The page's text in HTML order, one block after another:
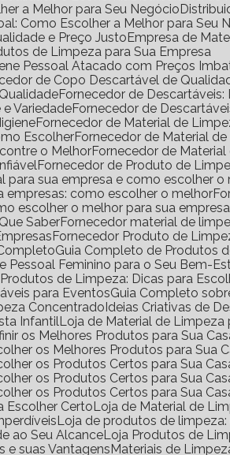
a Melhor para Seu Negócio
Como Escolher a Melhor para Seu
e Preço Justo
Empresa de
de Limpeza para Sua Empresa
Pessoal Atacado com Preços
de Copo Descartável de
Fornecedor de
e Variedade Fornecedor de
Fornecedor de Material de
Escolher Fornecedor de Material
o Melhor Fornecedor de
Fornecedor de Produto de
para sua empresa e como escolher o
empresas: como escolher o melhor
escolher o melhor para sua empresa
Saber Fornecedor material de
Fornecedor Produto de
Guia Completo de Produtos
Pessoal Feminino para o Seu Bem-
de Limpeza: Dicas para
para Eventos
Guia Completo
Concentrado Ideias Criativas de
Infantil Loja de Material de
os Melhores Produtos para Sua
os Melhores Produtos para Sua
os Produtos Certos para Sua
os Produtos Certos para Sua
os Produtos Certos para Sua
Escolher Certo
Loja de Material de
Loja de produtos de
ao Seu Alcance Loja Produtos de
e suas Vantagens
Materiais de